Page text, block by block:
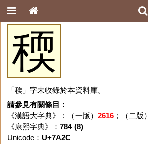
稬
「稬」字未收錄於本資料庫。
請參見有關條目：
《漢語大字典》：（一版） 2616；（二版）
《康熙字典》： 784 (8)
Unicode： U+7A2C